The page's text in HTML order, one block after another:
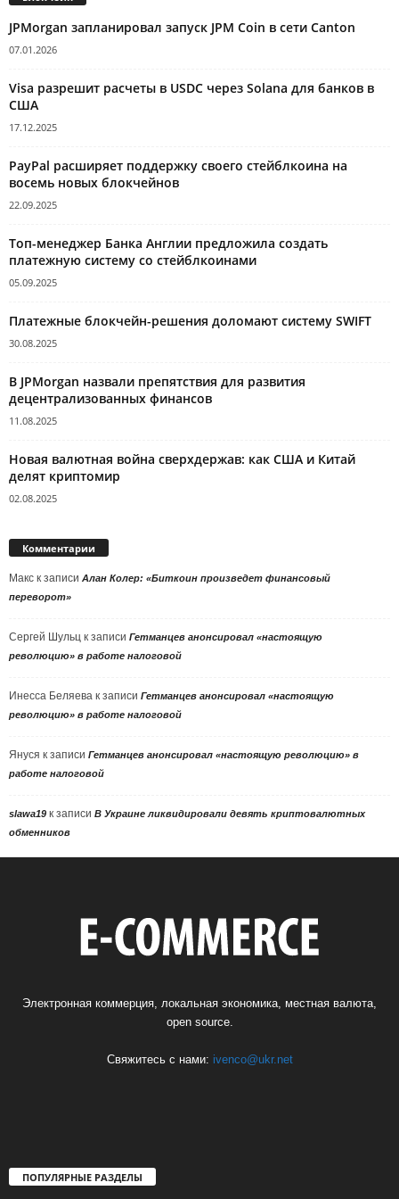
JPMorgan запланировал запуск JPM Coin в сети Canton
07.01.2026
Visa разрешит расчеты в USDC через Solana для банков в
США
17.12.2025
PayPal расширяет поддержку своего стейблкоина на
восемь новых блокчейнов
22.09.2025
Топ-менеджер Банка Англии предложила создать
платежную систему со стейблкоинами
05.09.2025
Платежные блокчейн-решения доломают систему SWIFT
30.08.2025
В JPMorgan назвали препятствия для развития
децентрализованных финансов
11.08.2025
Новая валютная война сверхдержав: как США и Китай
делят криптомир
02.08.2025
Комментарии
Макс к записи Алан Колер: «Биткоин произведет финансовый
переворот»
Сергей Шульц к записи Гетманцев анонсировал «настоящую
революцию» в работе налоговой
Инесса Беляева к записи Гетманцев анонсировал «настоящую
революцию» в работе налоговой
Януся к записи Гетманцев анонсировал «настоящую революцию» в
работе налоговой
slawa19 к записи В Украине ликвидировали девять криптовалютных
обменников
Электронная коммерция, локальная экономика, местная валюта,
open source.
Свяжитесь с нами: ivenco@ukr.net
ПОПУЛЯРНЫЕ РАЗДЕЛЫ